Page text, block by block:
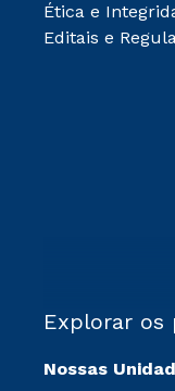
Ética e
Editais e
Explorar os
Nossas